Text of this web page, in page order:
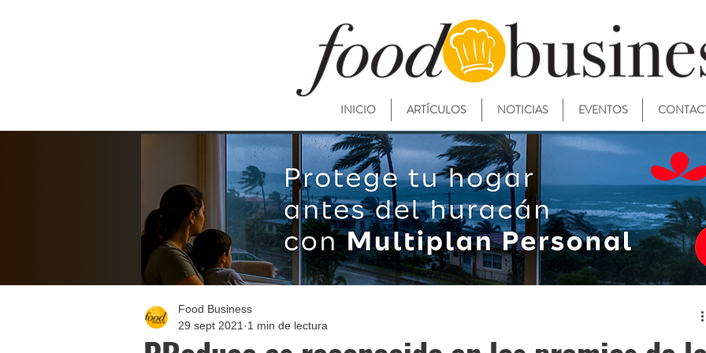
INICIO ARTÍCULOS NOTICIAS EVENTOS
Food Business
29 sept 2021 1 min de lectura